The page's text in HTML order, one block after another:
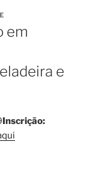
em
e
Inscrição: